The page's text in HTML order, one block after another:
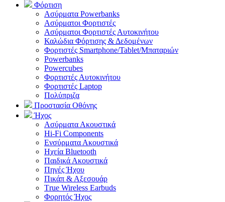
Φόρτιση
Ασύρματα Powerbanks
Aσύρματοι Φορτιστές
Ασύρματοι Φορτιστές Αυτοκινήτου
Καλώδια Φόρτισης & Δεδομένων
Φορτιστές Smartphone/Tablet/Μπαταριών
Powerbanks
Powercubes
Φορτιστές Αυτοκινήτου
Φορτιστές Laptop
Πολύπριζα
Προστασία Οθόνης
Ήχος
Ασύρματα Ακουστικά
Hi-Fi Components
Ενσύρματα Ακουστικά
Ηχεία Bluetooth
Παιδικά Ακουστικά
Πηγές Ήχου
Πικάπ & Αξεσουάρ
Τrue Wireless Earbuds
Φορητός Ήχος